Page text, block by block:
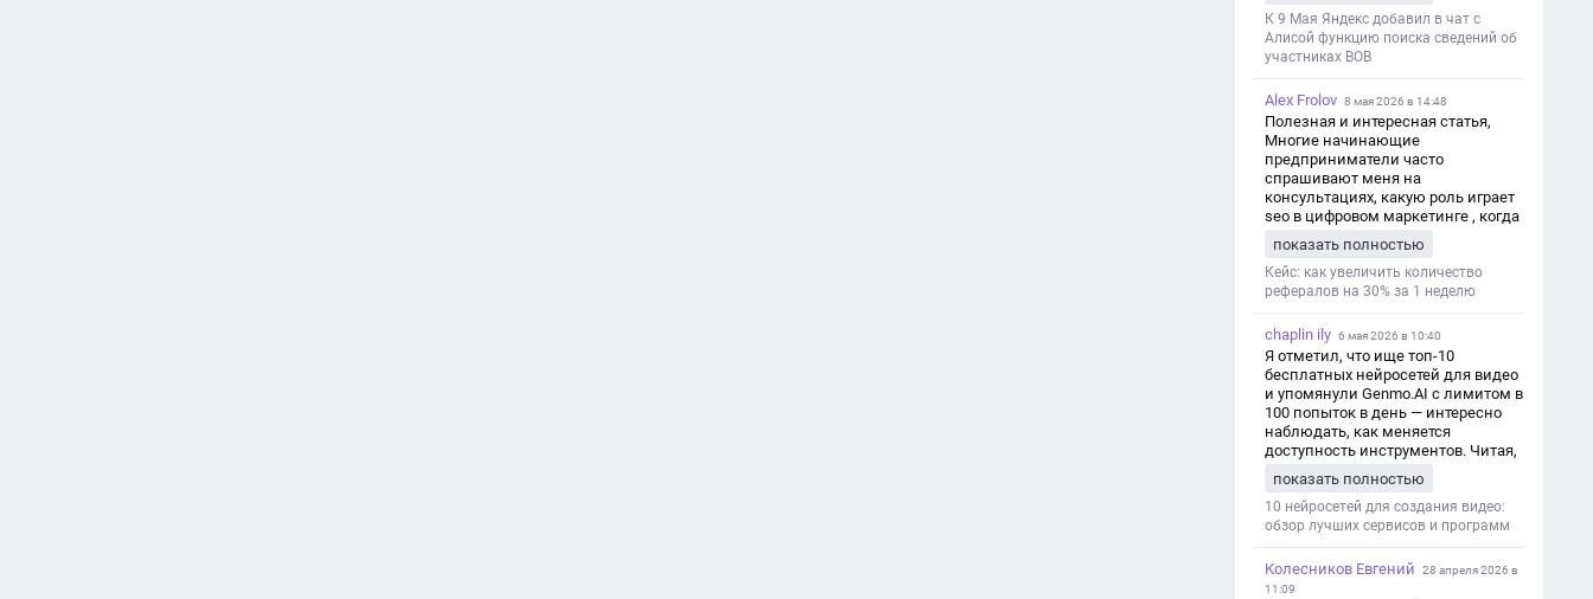
К 9 Мая Яндекс добавил в чат с
Алисой функцию поиска сведений об
участниках ВОВ
Alex Frolov 8 мая 2026 в 14:48
Полезная и интересная статья,
Многие начинающие
предприниматели часто
спрашивают меня на
консультациях, какую роль играет
seo в цифровом маркетинге , когда
обсуждаем их проект:
https://aseotop.com/kakuyu-rol-igraet-
seo-v-czifrovom-marketinge/
показать полностью
Кейс: как увеличить количество
рефералов на 30% за 1 неделю
chaplin ily 6 мая 2026 в 10:40
Я отметил, что ище топ-10
бесплатных нейросетей для видео
и упомянули Genmo.AI с лимитом в
100 попыток в день — интересно
наблюдать, как меняется
доступность инструментов. Читая,
с короткими клипами в телеграм-
каналах YAGLA и Kokoc Group. Flux 2
показать полностью
10 нейросетей для создания видео:
обзор лучших сервисов и программ
Колесников Евгений
28 апреля 2026 в
11:09